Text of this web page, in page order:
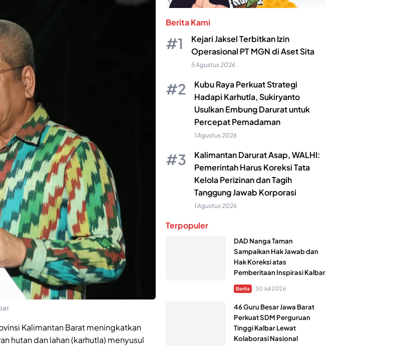
Kalimantan Barat meningkatkan
hutan dan lahan (karhutla) menyusul
Berita Kami
Kejari Jaksel Terbitkan Izin
Operasional PT MGN di Aset Sita
5 Agustus 2026
Kubu Raya Perkuat Strategi
Hadapi Karhutla, Sukiryanto
Usulkan Embung Darurat untuk
Percepat Pemadaman
1 Agustus 2026
Kalimantan Darurat Asap, WALHI:
Pemerintah Harus Koreksi Tata
Kelola Perizinan dan Tagih
Tanggung Jawab Korporasi
1 Agustus 2026
Terpopuler
DAD Nanga Taman
Sampaikan Hak Jawab dan
Hak Koreksi atas
Pemberitaan Inspirasi Kalbar
Berita 30 Juli 2026
46 Guru Besar Jawa Barat
Perkuat SDM Perguruan
Tinggi Kalbar Lewat
Kolaborasi Nasional